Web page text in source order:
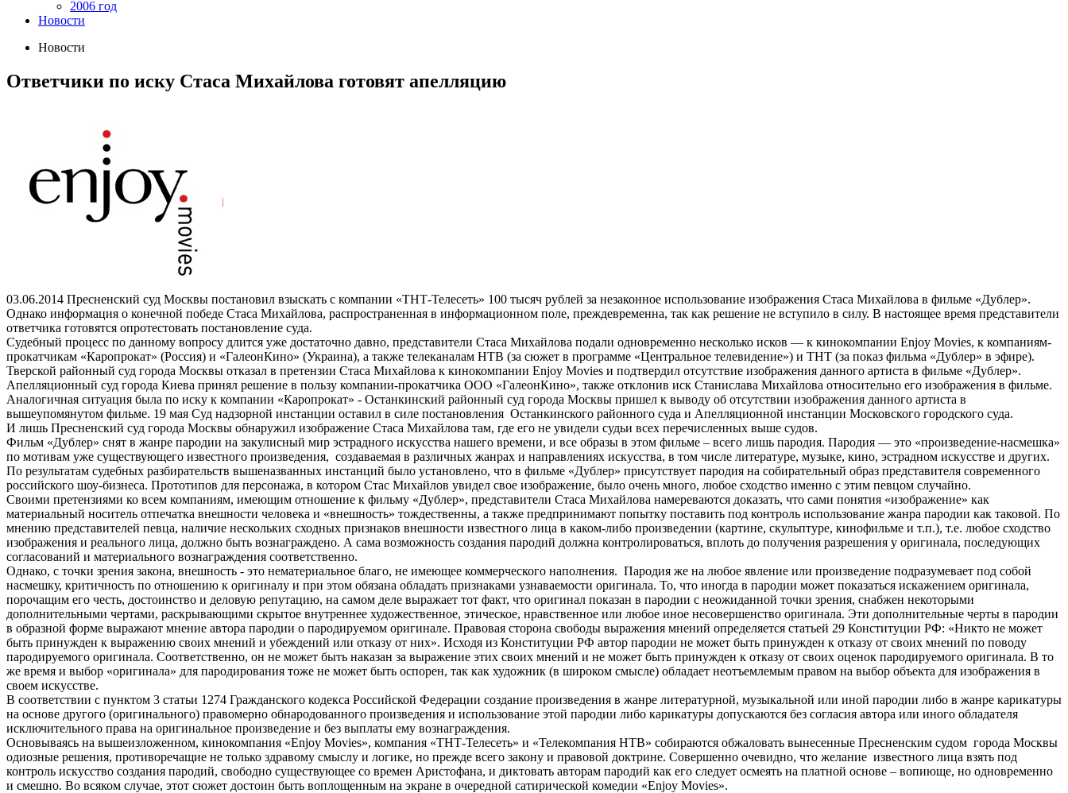
2006 год
Новости
Новости
Ответчики по иску Стаса Михайлова готовят апелляцию
03.06.2014 Пресненский суд Москвы постановил взыскать с компании «ТНТ-Телесеть» 100 тысяч рублей за незаконное использование изображения Стаса Михайлова в фильме «Дублер».
Однако информация о конечной победе Стаса Михайлова, распространенная в информационном поле, преждевременна, так как решение не вступило в силу. В настоящее время представители
ответчика готовятся опротестовать постановление суда.
Судебный процесс по данному вопросу длится уже достаточно давно, представители Стаса Михайлова подали одновременно несколько исков — к кинокомпании Enjoy Movies, к компаниям-
прокатчикам «Каропрокат» (Россия) и «ГалеонКино» (Украина), а также телеканалам НТВ (за сюжет в программе «Центральное телевидение») и ТНТ (за показ фильма «Дублер» в эфире).
Тверской районный суд города Москвы отказал в претензии Стаса Михайлова к кинокомпании Enjoy Movies и подтвердил отсутствие изображения данного артиста в фильме «Дублер».
Апелляционный суд города Киева принял решение в пользу компании-прокатчика ООО «ГалеонКино», также отклонив иск Станислава Михайлова относительно его изображения в фильме.
Аналогичная ситуация была по иску к компании «Каропрокат» - Останкинский районный суд города Москвы пришел к выводу об отсутствии изображения данного артиста в
вышеупомянутом фильме. 19 мая Суд надзорной инстанции оставил в силе постановления Останкинского районного суда и Апелляционной инстанции Московского городского суда.
И лишь Пресненский суд города Москвы обнаружил изображение Стаса Михайлова там, где его не увидели судьи всех перечисленных выше судов.
Фильм «Дублер» снят в жанре пародии на закулисный мир эстрадного искусства нашего времени, и все образы в этом фильме – всего лишь пародия. Пародия — это «произведение-насмешка»
по мотивам уже существующего известного произведения, создаваемая в различных жанрах и направлениях искусства, в том числе литературе, музыке, кино, эстрадном искусстве и других.
По результатам судебных разбирательств вышеназванных инстанций было установлено, что в фильме «Дублер» присутствует пародия на собирательный образ представителя современного
российского шоу-бизнеса. Прототипов для персонажа, в котором Стас Михайлов увидел свое изображение, было очень много, любое сходство именно с этим певцом случайно.
Своими претензиями ко всем компаниям, имеющим отношение к фильму «Дублер», представители Стаса Михайлова намереваются доказать, что сами понятия «изображение» как
материальный носитель отпечатка внешности человека и «внешность» тождественны, а также предпринимают попытку поставить под контроль использование жанра пародии как таковой. По
мнению представителей певца, наличие нескольких сходных признаков внешности известного лица в каком-либо произведении (картине, скульптуре, кинофильме и т.п.), т.е. любое сходство
изображения и реального лица, должно быть вознаграждено. А сама возможность создания пародий должна контролироваться, вплоть до получения разрешения у оригинала, последующих
согласований и материального вознаграждения соответственно.
Однако, с точки зрения закона, внешность - это нематериальное благо, не имеющее коммерческого наполнения. Пародия же на любое явление или произведение подразумевает под собой
насмешку, критичность по отношению к оригиналу и при этом обязана обладать признаками узнаваемости оригинала. То, что иногда в пародии может показаться искажением оригинала,
порочащим его честь, достоинство и деловую репутацию, на самом деле выражает тот факт, что оригинал показан в пародии с неожиданной точки зрения, снабжен некоторыми
дополнительными чертами, раскрывающими скрытое внутреннее художественное, этическое, нравственное или любое иное несовершенство оригинала. Эти дополнительные черты в пародии
в образной форме выражают мнение автора пародии о пародируемом оригинале. Правовая сторона свободы выражения мнений определяется статьей 29 Конституции РФ: «Никто не может
быть принужден к выражению своих мнений и убеждений или отказу от них». Исходя из Конституции РФ автор пародии не может быть принужден к отказу от своих мнений по поводу
пародируемого оригинала. Соответственно, он не может быть наказан за выражение этих своих мнений и не может быть принужден к отказу от своих оценок пародируемого оригинала. В то
же время и выбор «оригинала» для пародирования тоже не может быть оспорен, так как художник (в широком смысле) обладает неотъемлемым правом на выбор объекта для изображения в
своем искусстве.
В соответствии с пунктом 3 статьи 1274 Гражданского кодекса Российской Федерации создание произведения в жанре литературной, музыкальной или иной пародии либо в жанре карикатуры
на основе другого (оригинального) правомерно обнародованного произведения и использование этой пародии либо карикатуры допускаются без согласия автора или иного обладателя
исключительного права на оригинальное произведение и без выплаты ему вознаграждения.
Основываясь на вышеизложенном, кинокомпания «Enjoy Movies», компания «ТНТ-Телесеть» и «Телекомпания НТВ» собираются обжаловать вынесенные Пресненским судом города Москвы
одиозные решения, противоречащие не только здравому смыслу и логике, но прежде всего закону и правовой доктрине. Совершенно очевидно, что желание известного лица взять под
контроль искусство создания пародий, свободно существующее со времен Аристофана, и диктовать авторам пародий как его следует осмеять на платной основе – вопиюще, но одновременно
и смешно. Во всяком случае, этот сюжет достоин быть воплощенным на экране в очередной сатирической комедии «Enjoy Movies».